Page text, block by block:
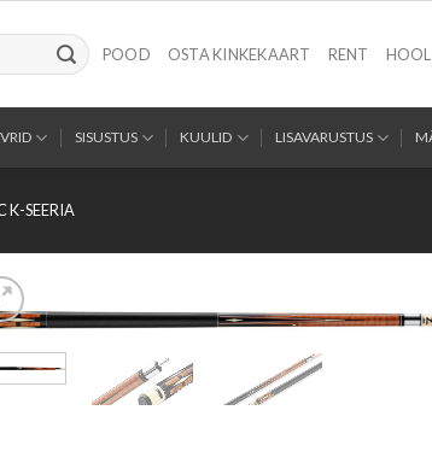
POOD OSTA KINKEKAART RENT
SISUSTUS KUULID LISAVARUSTUS
K-SEERIA